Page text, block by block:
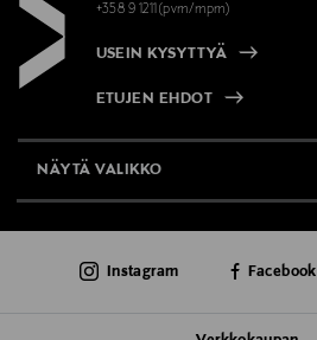
+358 9 1211(pvm/mpm)
USEIN KYSYTTYÄ
ETUJEN EHDOT
NÄYTÄ VALIKKO
AJANKOHTAISTA
Instagram Facebook